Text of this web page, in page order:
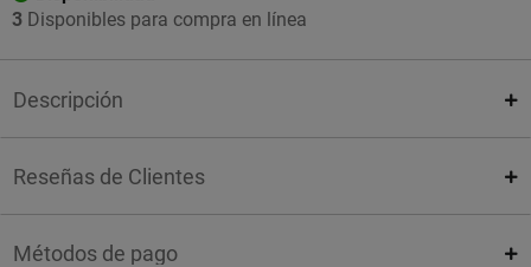
3 Disponibles para compra en línea
Descripción
Reseñas de Clientes
Métodos de pago